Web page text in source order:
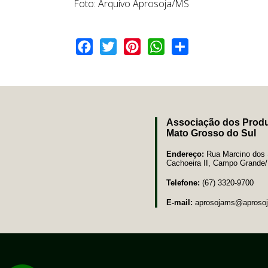
Foto: Arquivo Aprosoja/MS
Facebook
Twitter PinterestWhatsApp
Associação dos
Mato Grosso do Sul
Endereço: Rua Marcino
Cachoeira II, Campo
Telefone: (67) 3320-9700
E-mail: